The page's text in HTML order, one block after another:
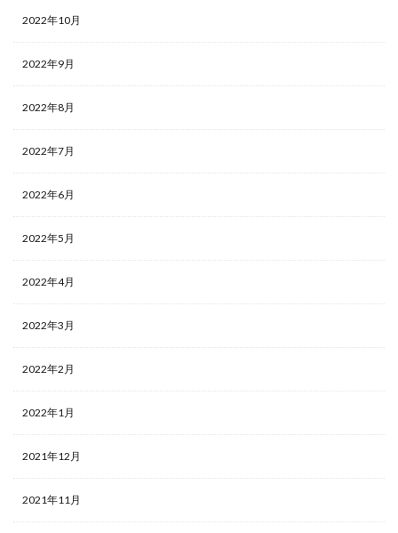
2022年10月
2022年9月
2022年8月
2022年7月
2022年6月
2022年5月
2022年4月
2022年3月
2022年2月
2022年1月
2021年12月
2021年11月